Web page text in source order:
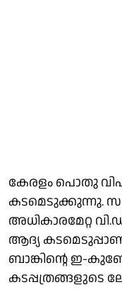
കേരളം പൊതു
കടമെടുക്കുന്നു.
അധികാരമേറ്റ
ആദ്യ
ബാങ്കിന്റെ ഇ-
കടപ്പത്രങ്ങളുടെ